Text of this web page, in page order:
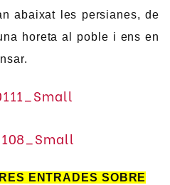
abaixat les persianes, de
horeta al poble i ens en
ENTRADES SOBRE